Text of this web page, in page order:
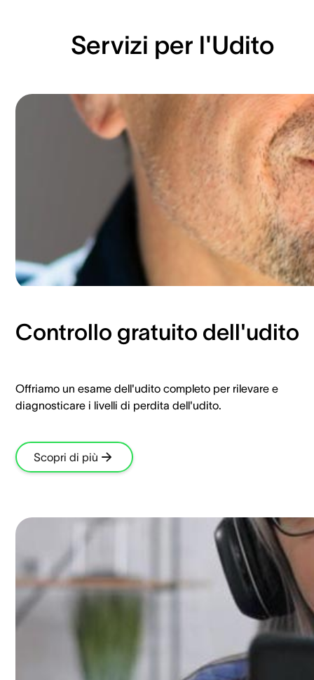
Servizi per l'Udito
Controllo gratuito dell'udito
Offriamo un esame dell'udito completo per rilevare e
diagnosticare i livelli di perdita dell'udito.
Scopri di più